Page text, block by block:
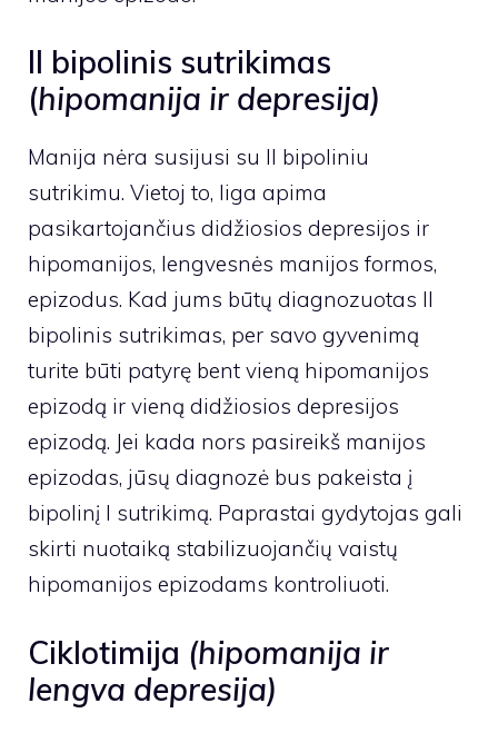
II bipolinis sutrikimas
(hipomanija ir depresija)
Manija nėra susijusi su II bipoliniu
sutrikimu. Vietoj to, liga apima
pasikartojančius didžiosios depresijos ir
hipomanijos, lengvesnės manijos formos,
epizodus. Kad jums būtų diagnozuotas II
bipolinis sutrikimas, per savo gyvenimą
turite būti patyrę bent vieną hipomanijos
epizodą ir vieną didžiosios depresijos
epizodą. Jei kada nors pasireikš manijos
epizodas, jūsų diagnozė bus pakeista į
bipolinį I sutrikimą. Paprastai gydytojas gali
skirti nuotaiką stabilizuojančių vaistų
hipomanijos epizodams kontroliuoti.
Ciklotimija (hipomanija ir
lengva depresija)